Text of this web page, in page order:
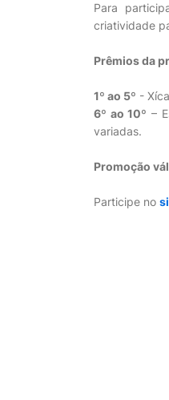
Para
criatividade
Prêmios da
1º ao 5º -
6º ao 10º –
variadas.
Promoção
Participe no